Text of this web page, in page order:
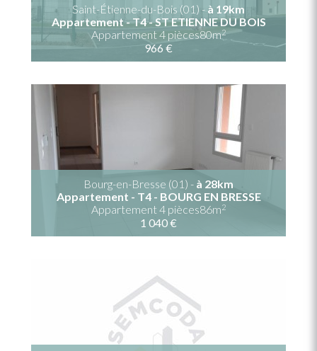
Saint-Étienne-du-Bois (01) - à 19km
Appartement - T4 - ST ETIENNE DU BOIS
Appartement 4 pièces80m2
966 €
Bourg-en-Bresse (01) - à 28km
Appartement - T4 - BOURG EN BRESSE
Appartement 4 pièces86m2
1 040 €